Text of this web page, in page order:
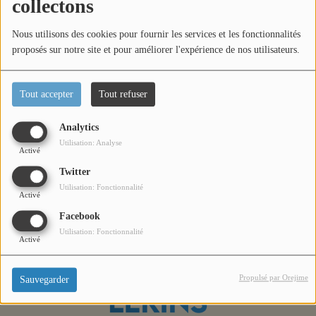
collectons
Nous utilisons des cookies pour fournir les services et les fonctionnalités
proposés sur notre site et pour améliorer l'expérience de nos utilisateurs.
Tout accepter Tout refuser
Analytics
Activé
Utilisation: Analyse
Twitter
Activé
Utilisation: Fonctionnalité
Facebook
Activé
Utilisation: Fonctionnalité
Sauvegarder Propulsé par Orejime
Podcasts
Jeu concours
Contactez-nous
Oups, vous avez
rencontré une erreur.
Il semble que la page que vous recherchez n’existe plus.